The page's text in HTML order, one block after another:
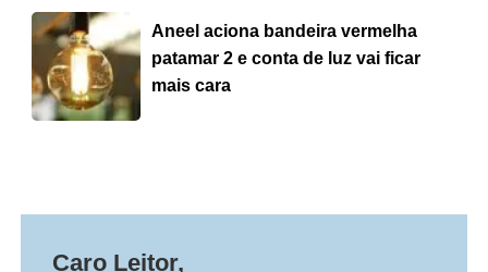
Aneel aciona bandeira vermelha
patamar 2 e conta de luz vai ficar
mais cara
Caro Leitor,